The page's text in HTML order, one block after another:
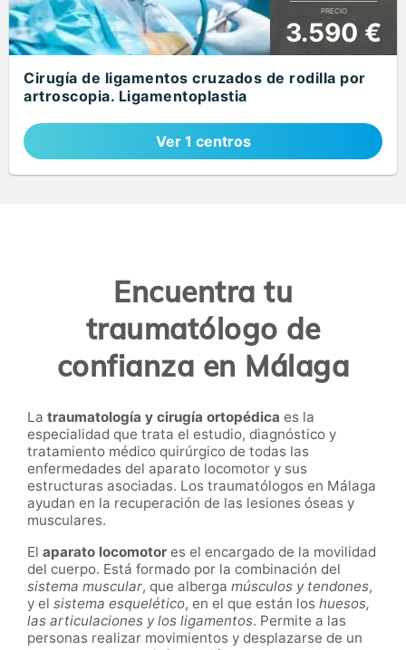
PRECIO
3.590 €
Cirugía de ligamentos cruzados de rodilla por
artroscopia. Ligamentoplastia
Ver 1 centros
Encuentra tu
traumatólogo de
confianza en Málaga
La traumatología y cirugía ortopédica es la
especialidad que trata el estudio, diagnóstico y
tratamiento médico quirúrgico de todas las
enfermedades del aparato locomotor y sus
estructuras asociadas. Los traumatólogos en Málaga
ayudan en la recuperación de las lesiones óseas y
musculares.
El aparato locomotor es el encargado de la movilidad
del cuerpo. Está formado por la combinación del
sistema muscular, que alberga músculos y tendones,
y el sistema esquelético, en el que están los huesos,
las articulaciones y los ligamentos. Permite a las
personas realizar movimientos y desplazarse de un